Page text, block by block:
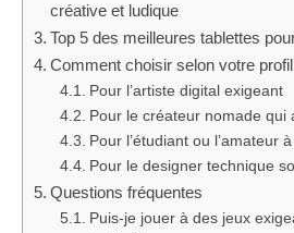
créative et ludique
Top 5 des meilleures tablettes
Comment choisir selon votre
Pour l’artiste digital exigeant
Pour le créateur nomade qui
Pour l’étudiant ou l’amateur
Pour le designer technique
Questions fréquentes
Puis-je jouer à des jeux